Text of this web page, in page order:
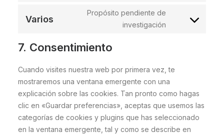
pinpoint
to
service
Varios
Propósito pendiente de
investigación
Consent
7. Consentimiento
Cuando visites nuestra web por primera vez, te
mostraremos una ventana emergente con una
explicación sobre las cookies. Tan pronto como hagas
clic en «Guardar preferencias», aceptas que usemos las
categorías de cookies y plugins que has seleccionado
en la ventana emergente, tal y como se describe en